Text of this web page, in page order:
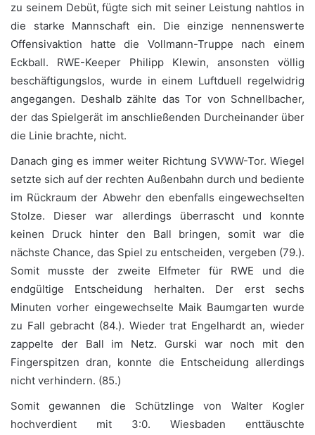
zu seinem Debüt, fügte sich mit seiner Leistung nahtlos in
die starke Mannschaft ein. Die einzige nennenswerte
Offensivaktion hatte die Vollmann-Truppe nach einem
Eckball. RWE-Keeper Philipp Klewin, ansonsten völlig
beschäftigungslos, wurde in einem Luftduell regelwidrig
angegangen. Deshalb zählte das Tor von Schnellbacher,
der das Spielgerät im anschließenden Durcheinander über
die Linie brachte, nicht.
Danach ging es immer weiter Richtung SVWW-Tor. Wiegel
setzte sich auf der rechten Außenbahn durch und bediente
im Rückraum der Abwehr den ebenfalls eingewechselten
Stolze. Dieser war allerdings überrascht und konnte
keinen Druck hinter den Ball bringen, somit war die
nächste Chance, das Spiel zu entscheiden, vergeben (79.).
Somit musste der zweite Elfmeter für RWE und die
endgültige Entscheidung herhalten. Der erst sechs
Minuten vorher eingewechselte Maik Baumgarten wurde
zu Fall gebracht (84.). Wieder trat Engelhardt an, wieder
zappelte der Ball im Netz. Gurski war noch mit den
Fingerspitzen dran, konnte die Entscheidung allerdings
nicht verhindern. (85.)
Somit gewannen die Schützlinge von Walter Kogler
hochverdient mit 3:0. Wiesbaden enttäuschte